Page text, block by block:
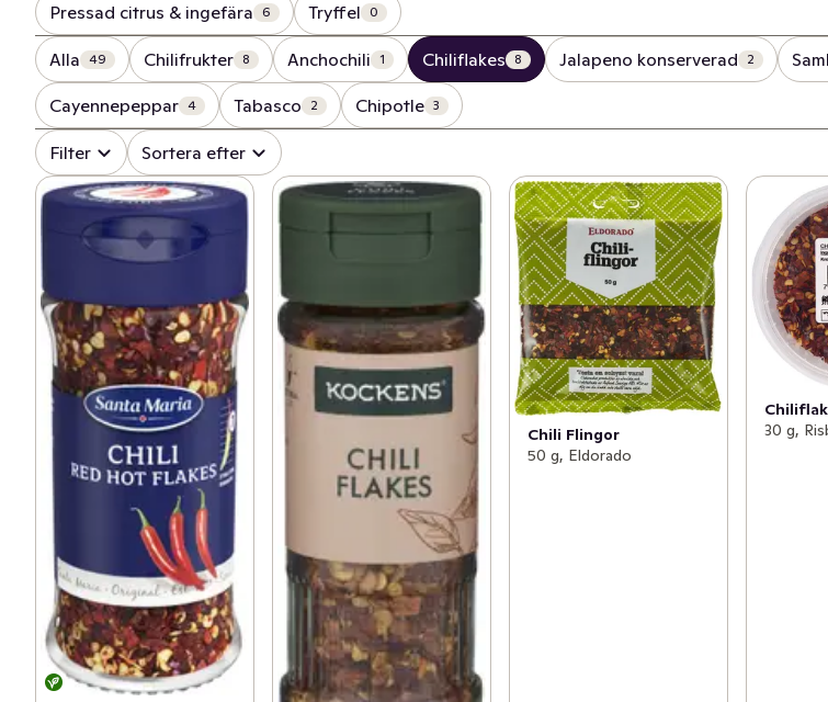
Pressad citrus & ingefära 6 Tryffel 0
Alla 49 Chilifrukter 8 Anchochili 1 Chiliflakes 8 Jalapeno konserverad 2
Cayennepeppar 4 Tabasco 2 Chipotle 3
Filter Sortera efter
Chili Flingor
50 g, Eldorado
30 g,